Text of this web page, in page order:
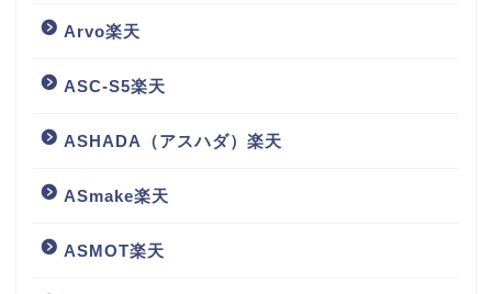
Arvo楽天
ASC-S5楽天
ASHADA（アスハダ）楽天
ASmake楽天
ASMOT楽天